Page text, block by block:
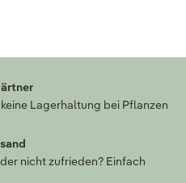
Lagerhaltung bei Pflanzen
nicht zufrieden? Einfach